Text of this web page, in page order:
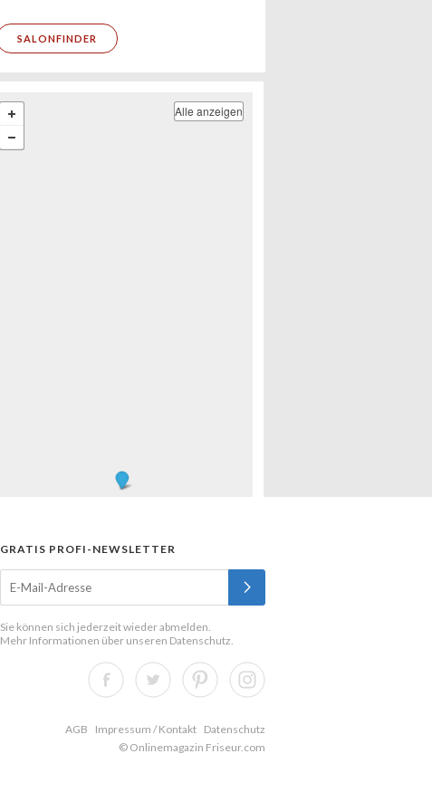
SALONFINDER
Alle anzeigen
GRATIS PROFI-NEWSLETTER
Sie können sich jederzeit wieder abmelden.
Mehr Informationen über unseren Datenschutz.
AGB Impressum / Kontakt
Datenschutz
© Onlinemagazin Friseur.com